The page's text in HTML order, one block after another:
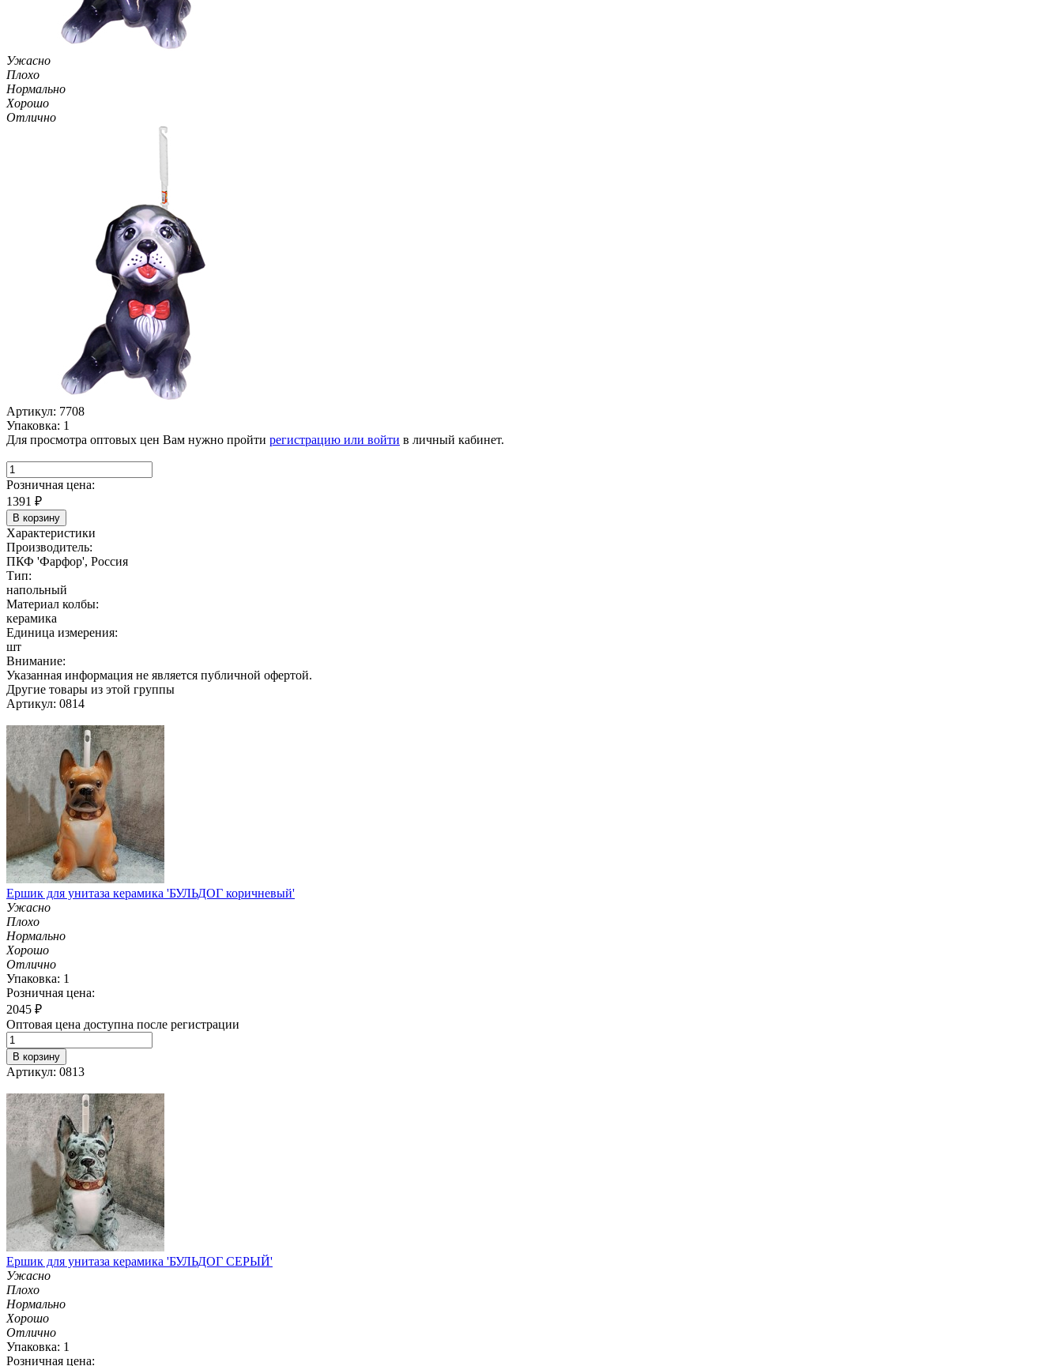
Ужасно
Плохо
Нормально
Хорошо
Отлично
Артикул: 7708
Упаковка: 1
Для просмотра оптовых цен Вам нужно пройти регистрацию или войти в личный кабинет.
Розничная цена:
1391 ₽
В корзину
Характеристики
Производитель:
ПКФ 'Фарфор', Россия
Тип:
напольный
Материал колбы:
керамика
Единица измерения:
шт
Внимание:
Указанная информация не является публичной офертой.
Другие товары из этой группы
Артикул: 0814
Ершик для унитаза керамика 'БУЛЬДОГ коричневый'
Ужасно
Плохо
Нормально
Хорошо
Отлично
Упаковка: 1
Розничная цена:
2045 ₽
Оптовая цена доступна после регистрации
В корзину
Артикул: 0813
Ершик для унитаза керамика 'БУЛЬДОГ СЕРЫЙ'
Ужасно
Плохо
Нормально
Хорошо
Отлично
Упаковка: 1
Розничная цена: